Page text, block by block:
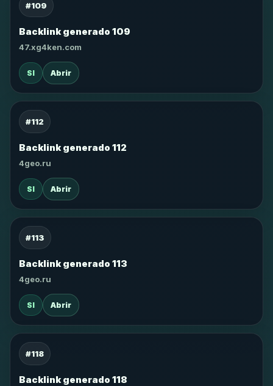
#109
Backlink generado 109
47.xg4ken.com
SI Abrir
#112
Backlink generado 112
4geo.ru
SI Abrir
#113
Backlink generado 113
4geo.ru
SI Abrir
#118
Backlink generado 118